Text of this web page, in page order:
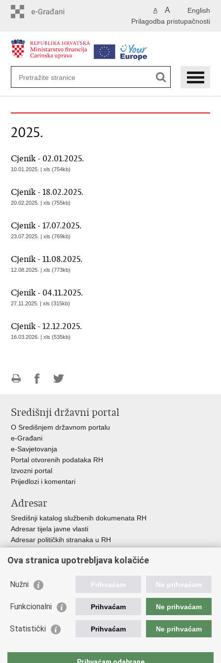
English
A A
Prilagodba pristupačnosti
2025.
Cjenik - 02.01.2025.
10.01.2025. | xls (754kb)
Cjenik - 18.02.2025.
20.02.2025. | xls (755kb)
Cjenik - 17.07.2025.
23.07.2025. | xls (769kb)
Cjenik - 11.08.2025.
12.08.2025. | xls (773kb)
Cjenik - 04.11.2025.
27.11.2025. | xls (315kb)
Cjenik - 12.12.2025.
16.03.2026. | xls (535kb)
FacebookuTwitteru
Središnji državni portal
O Središnjem državnom portalu
e-Građani
e-Savjetovanja
Portal otvorenih podataka RH
Izvozni portal
Prijedlozi i komentari
Adresar
Središnji katalog službenih dokumenata RH
Adresar tijela javne vlasti
Adresar političkih stranaka u RH
Besplatni telefoni javne uprave
Važne poveznice
Vlada Republike Hrvatske
Europska komisija
Taxation and Customs Union
Ova stranica upotrebljava kolačiće
Nužni Prihvaćam Ne prihvaćam
Funkcionalni Prihvaćam Ne prihvaćam
Statistički Prihvaćam Ne prihvaćam